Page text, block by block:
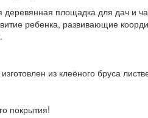
деревянная площадка для дач и
ребенка, развивающие
из клеёного бруса
покрытия!